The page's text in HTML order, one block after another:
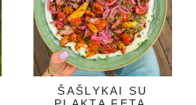
ŠAŠLYKAI SU